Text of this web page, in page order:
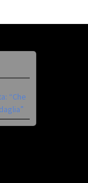
“Che